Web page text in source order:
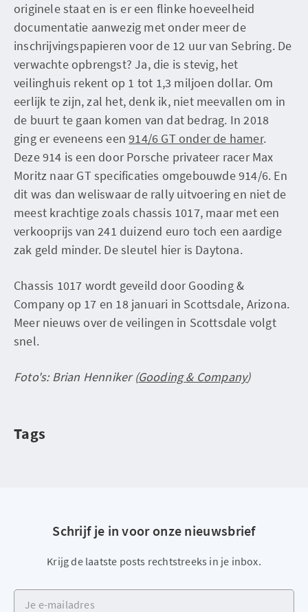
originele staat en is er een flinke hoeveelheid
documentatie aanwezig met onder meer de
inschrijvingspapieren voor de 12 uur van Sebring. De
verwachte opbrengst? Ja, die is stevig, het
veilinghuis rekent op 1 tot 1,3 miljoen dollar. Om
eerlijk te zijn, zal het, denk ik, niet meevallen om in
de buurt te gaan komen van dat bedrag. In 2018
ging er eveneens een914/6 GT onder de hamer.
Deze 914 is een door Porsche privateer racer Max
Moritz naar GT specificaties omgebouwde 914/6. En
dit was dan weliswaar de rally uitvoering en niet de
meest krachtige zoals chassis 1017, maar met een
verkooprijs van 241 duizend euro toch een aardige
zak geld minder. De sleutel hier is Daytona.
Chassis 1017 wordt geveild door Gooding &
Company op 17 en 18 januari in Scottsdale, Arizona.
Meer nieuws over de veilingen in Scottsdale volgt
snel.
Foto's: Brian Henniker (Gooding & Company)
Tags
Schrijf je in voor onze nieuwsbrief
Krijg de laatste posts rechtstreeks in je inbox.
Je e-mailadres